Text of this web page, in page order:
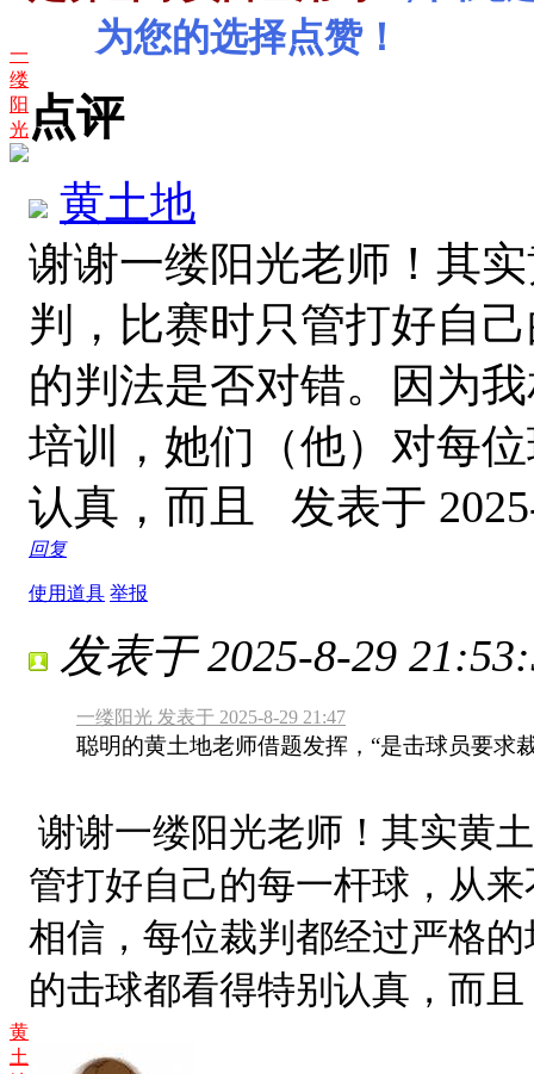
一
缕
阳
光
为您的选择点赞！
点评
黄土地
谢谢一缕阳光老师！其
判，比赛时只管打好自
的判法是否对错。因为
培训，她们（他）对每
认真，而且 发表于
回复
使用道具 举报
黄
土
发表于 2025-8-29
一缕阳光 发表于 2025-8-29 21:47
聪明的黄土地老师借题发挥，“是击球员要求
谢谢一缕阳光老师！其实黄
管打好自己的每一杆球，从
相信，每位裁判都经过严格
的击球都看得特别认真，而